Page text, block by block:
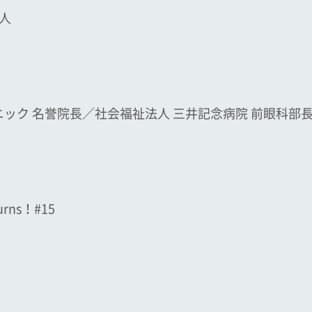
ク 名誉院長／社会福祉法人 三井記念病院 前眼科部
！#15